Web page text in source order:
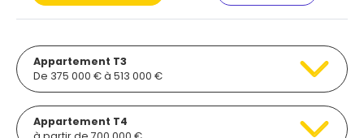
Appartement T3
De 375 000 € à 513 000 €
Appartement T4